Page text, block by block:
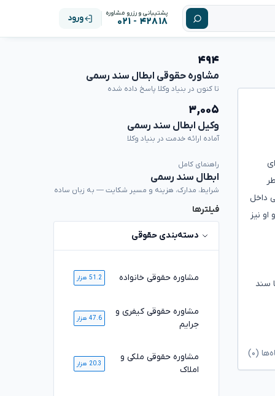
پشتیبانی و رزرو مشاوره
۴۲۸۱۸ - ۰۲۱ ورود
نامه ای
و بخاطر
وسایل گذاشتیم اما کسی داخل
و او نیز
سند
(۰)
۴۹۴
مشاوره حقوقی ابطال سند رسمی
تا کنون در بنیاد وکلا پاسخ داده شده
۳,۰۰۵
وکیل ابطال سند رسمی
آماده ارائه خدمت در بنیاد وکلا
راهنمای کامل
ابطال سند رسمی
شرایط، مدارک، هزینه و مسیر شکایت — به زبان ساده
فیلترها
دسته‌بندی حقوقی
مشاوره حقوقی خانواده 51.2 هزار
مشاوره حقوقی کیفری و
جرایم
47.6 هزار
مشاوره حقوقی ملکی و
املاک
20.3 هزار